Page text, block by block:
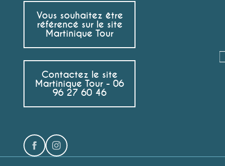
Vous souhaitez être
référencé sur le site
Martinique Tour
Contactez le site
Martinique Tour - 06
96 27 60 46